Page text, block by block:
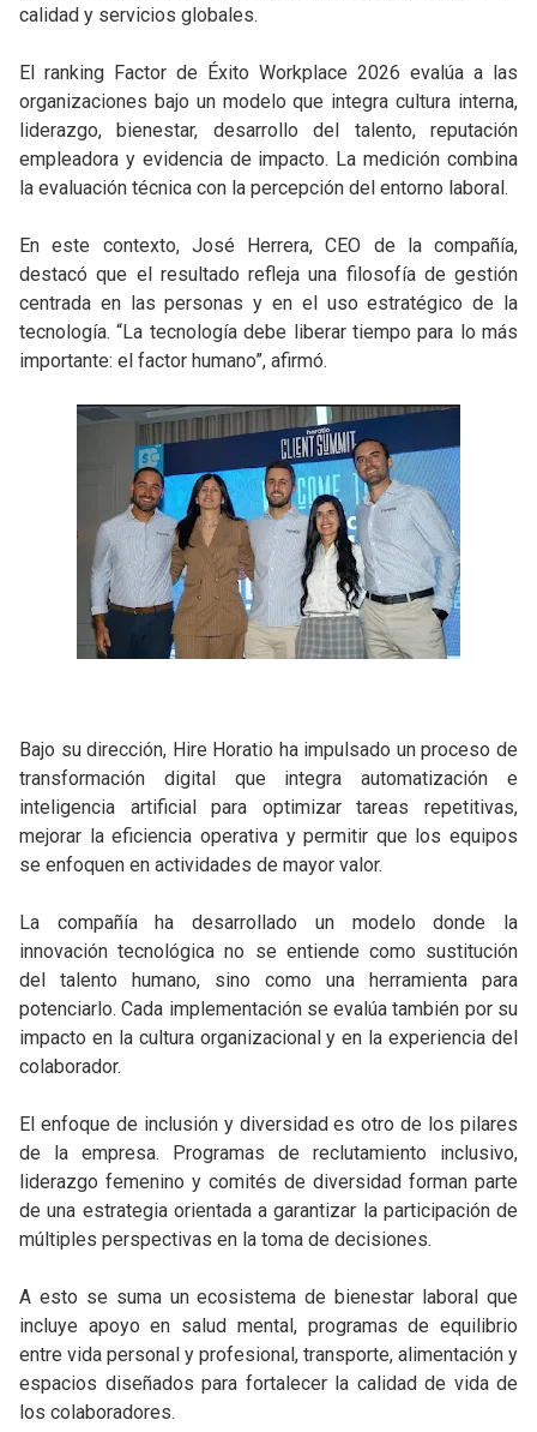
calidad y servicios globales.
El ranking Factor de Éxito Workplace 2026 evalúa a las
organizaciones bajo un modelo que integra cultura interna,
liderazgo, bienestar, desarrollo del talento, reputación
empleadora y evidencia de impacto. La medición combina
la evaluación técnica con la percepción del entorno laboral.
En este contexto, José Herrera, CEO de la compañía,
destacó que el resultado refleja una filosofía de gestión
centrada en las personas y en el uso estratégico de la
tecnología. “La tecnología debe liberar tiempo para lo más
importante: el factor humano”, afirmó.
Bajo su dirección, Hire Horatio ha impulsado un proceso de
transformación digital que integra automatización e
inteligencia artificial para optimizar tareas repetitivas,
mejorar la eficiencia operativa y permitir que los equipos
se enfoquen en actividades de mayor valor.
La compañía ha desarrollado un modelo donde la
innovación tecnológica no se entiende como sustitución
del talento humano, sino como una herramienta para
potenciarlo. Cada implementación se evalúa también por su
impacto en la cultura organizacional y en la experiencia del
colaborador.
El enfoque de inclusión y diversidad es otro de los pilares
de la empresa. Programas de reclutamiento inclusivo,
liderazgo femenino y comités de diversidad forman parte
de una estrategia orientada a garantizar la participación de
múltiples perspectivas en la toma de decisiones.
A esto se suma un ecosistema de bienestar laboral que
incluye apoyo en salud mental, programas de equilibrio
entre vida personal y profesional, transporte, alimentación y
espacios diseñados para fortalecer la calidad de vida de
los colaboradores.